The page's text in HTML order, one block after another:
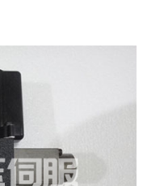
新闻动态
维修现场
售后服务